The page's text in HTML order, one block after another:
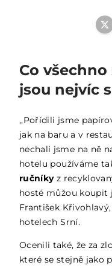
Co
jsou nejvíc
‚‚Pořídili jsme
jak na baru a v
nechali jsme na ně
hotelu používáme
ručníkyz
hosté můžou koupit
František
hotelech Srní.
Ocenili také, že za
které se stejně jako